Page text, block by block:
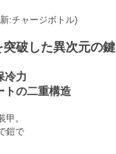
:チャージボトル)
破した異次元の鍵
冷力
トの二重構造
甲。
鎧で